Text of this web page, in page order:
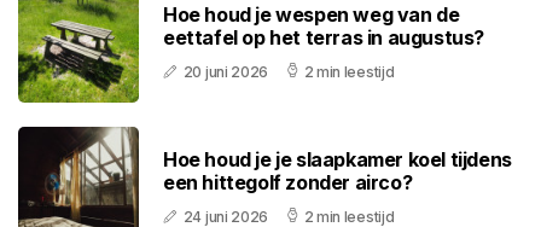
Hoe houd je wespen weg van de
eettafel op het terras in augustus?
20 juni 2026 2 min leestijd
Hoe houd je je slaapkamer koel tijdens
een hittegolf zonder airco?
24 juni 2026 2 min leestijd